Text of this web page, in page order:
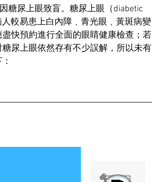
糖尿上眼致盲。糖尿上眼（diabetic
較易患上白內障﹑青光眼﹑黃斑病變
快預約進行全面的眼睛健康檢查；若
尿上眼依然存有不少誤解，所以未有